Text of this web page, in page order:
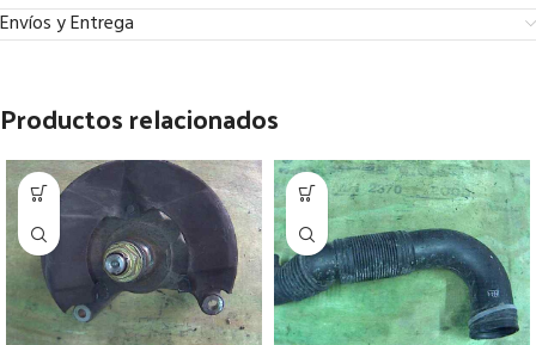
Envíos y Entrega
Productos relacionados